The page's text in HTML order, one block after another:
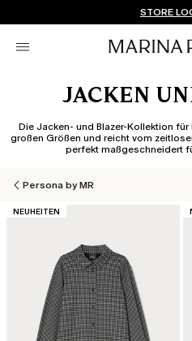
KOSTENLOSE
Sie haben kein Konto?STORE
JACKEN
Die Jacken- und Blazer-Kollektion
großen Größen und reicht vom
perfekt maßgeschneidert
Persona by MR
KATEGORIE:
NEUHEITEN